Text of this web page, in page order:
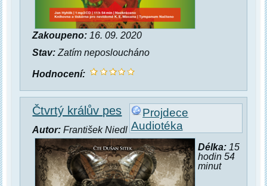
Zakoupeno: 16. 09. 2020
Stav:Zatím neposloucháno
Hodnocení:
Projdece
Audiotéka
Čtvrtý králův pes
Autor: František Niedl
Délka:15
hodin 54
minut